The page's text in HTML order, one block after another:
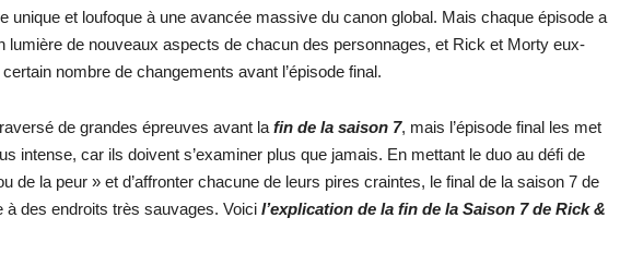
unique et loufoque à une avancée massive du canon global. Mais chaque épisode a
lumière de nouveaux aspects de chacun des personnages, et Rick et Morty eux-
nombre de changements avant l’épisode final.
de grandes épreuves avant la fin de la saison 7, mais l’épisode final les met
intense, car ils doivent s’examiner plus que jamais. En mettant le duo au défi de
de la peur » et d’affronter chacune de leurs pires craintes, le final de la saison 7 de
à des endroits très sauvages. Voici l’explication de la fin de la Saison 7 de Rick &